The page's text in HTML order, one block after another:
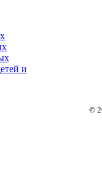
и
©